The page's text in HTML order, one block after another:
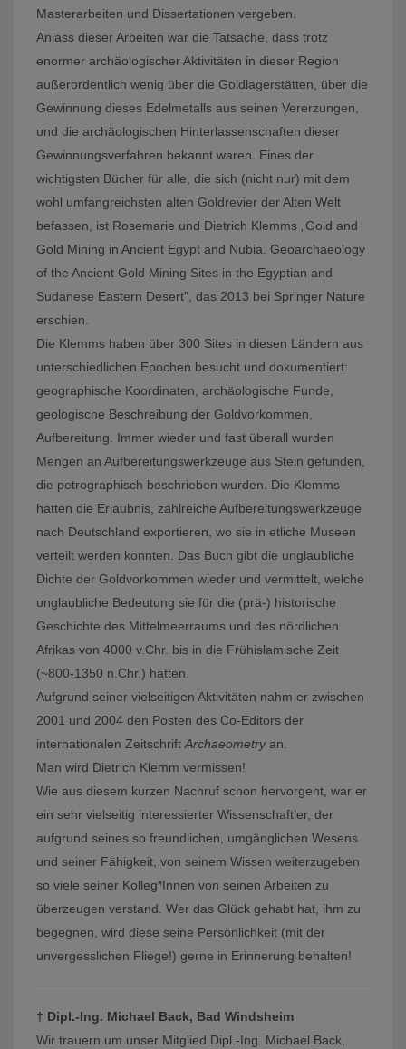
Masterarbeiten und Dissertationen vergeben.
Anlass dieser Arbeiten war die Tatsache, dass trotz
enormer archäologischer Aktivitäten in dieser Region
außerordentlich wenig über die Goldlagerstätten, über die
Gewinnung dieses Edelmetalls aus seinen Vererzungen,
und die archäologischen Hinterlassenschaften dieser
Gewinnungsverfahren bekannt waren. Eines der
wichtigsten Bücher für alle, die sich (nicht nur) mit dem
wohl umfangreichsten alten Goldrevier der Alten Welt
befassen, ist Rosemarie und Dietrich Klemms „Gold and
Gold Mining in Ancient Egypt and Nubia. Geoarchaeology
of the Ancient Gold Mining Sites in the Egyptian and
Sudanese Eastern Desert”, das 2013 bei Springer Nature
erschien.
Die Klemms haben über 300 Sites in diesen Ländern aus
unterschiedlichen Epochen besucht und dokumentiert:
geographische Koordinaten, archäologische Funde,
geologische Beschreibung der Goldvorkommen,
Aufbereitung. Immer wieder und fast überall wurden
Mengen an Aufbereitungswerkzeuge aus Stein gefunden,
die petrographisch beschrieben wurden. Die Klemms
hatten die Erlaubnis, zahlreiche Aufbereitungswerkzeuge
nach Deutschland exportieren, wo sie in etliche Museen
verteilt werden konnten. Das Buch gibt die unglaubliche
Dichte der Goldvorkommen wieder und vermittelt, welche
unglaubliche Bedeutung sie für die (prä-) historische
Geschichte des Mittelmeerraums und des nördlichen
Afrikas von 4000 v.Chr. bis in die Frühislamische Zeit
(~800-1350 n.Chr.) hatten.
Aufgrund seiner vielseitigen Aktivitäten nahm er zwischen
2001 und 2004 den Posten des Co-Editors der
internationalen ZeitschriftArchaeometryan.
Man wird Dietrich Klemm vermissen!
Wie aus diesem kurzen Nachruf schon hervorgeht, war er
ein sehr vielseitig interessierter Wissenschaftler, der
aufgrund seines so freundlichen, umgänglichen Wesens
und seiner Fähigkeit, von seinem Wissen weiterzugeben
so viele seiner Kolleg*Innen von seinen Arbeiten zu
überzeugen verstand. Wer das Glück gehabt hat, ihm zu
begegnen, wird diese seine Persönlichkeit (mit der
unvergesslichen Fliege!) gerne in Erinnerung behalten!
† Dipl.-Ing. Michael Back, Bad Windsheim
Wir trauern um unser Mitglied Dipl.-Ing. Michael Back,